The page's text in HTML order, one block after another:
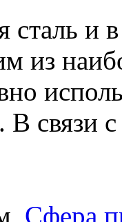
и в
из
связи
Сфера